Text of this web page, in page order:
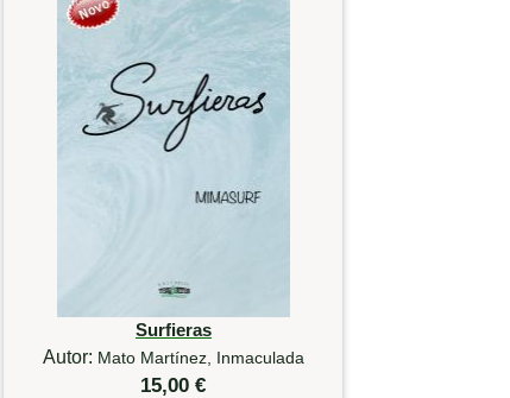
Surfieras
Autor: Mato Martínez, Inmaculada
15,00 €